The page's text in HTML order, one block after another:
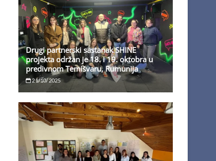
Drugi partnerski sastanak SHINE
projekta održan je 18. i 19. oktobra u
predivnom Temišvaru, Rumunija
21/10/2025